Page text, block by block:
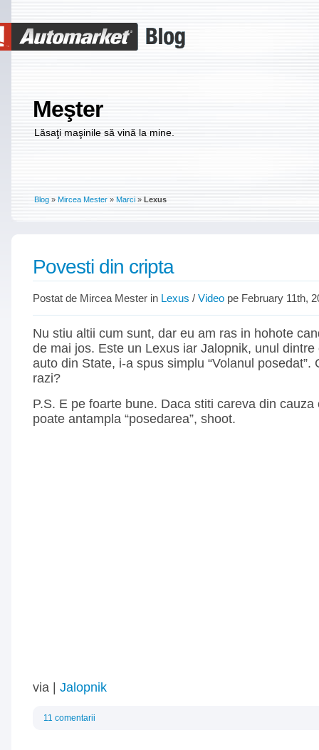
Meşter
Lăsaţi maşinile să vină la mine.
Blog » Mircea Mester » Marci » Lexus
Povesti din cripta
Postat de Mircea Mester in Lexus / Video pe February 11th,
Nu stiu altii cum sunt, dar eu am ras in hohote
de mai jos. Este un Lexus iar Jalopnik, unul
auto din State, i-a spus simplu “Volanul posedat”.
razi?
P.S. E pe foarte bune. Daca stiti careva din
poate antampla “posedarea”, shoot.
via | Jalopnik
11 comentarii